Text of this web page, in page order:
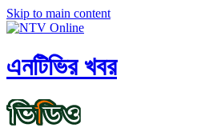
Skip to main content
এনটিভির খবর